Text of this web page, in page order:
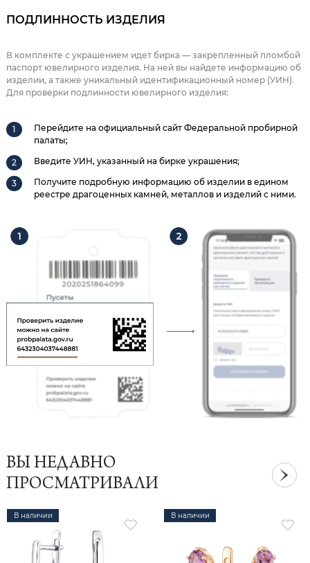
ПОДЛИННОСТЬ ИЗДЕЛИЯ
В комплекте с украшением идет бирка — закрепленный пломбой
паспорт ювелирного изделия. На ней вы найдете информацию об
изделии, а также уникальный идентификационный номер (УИН).
Для проверки подлинности ювелирного изделия:
Перейдите на официальный сайт Федеральной пробирной
палаты;
Введите УИН, указанный на бирке украшения;
Получите подробную информацию об изделии в едином
реестре драгоценных камней, металлов и изделий с ними.
ВЫ НЕДАВНО
ПРОСМАТРИВАЛИ
В наличии В наличии